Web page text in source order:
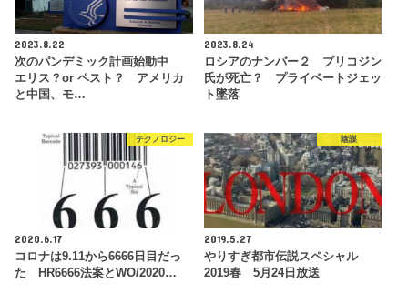
2023.8.22
次のパンデミック計画始動中
エリス？or ペスト？ アメリカ
と中国、モ…
2023.8.24
ロシアのナンバー２ プリコジン
氏が死亡？ プライベートジェッ
ト墜落
テクノロジー
2020.6.17
コロナは9.11から6666日目だっ
た HR6666法案とWO/2020…
陰謀
2019.5.27
やりすぎ都市伝説スペシャル
2019春 5月24日放送